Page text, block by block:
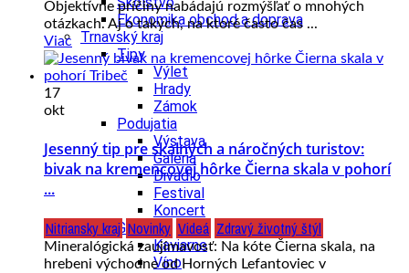
Ekonomika obchod a doprava
Trnavský kraj
Tipy
Výlet
Hrady
Zámok
Podujatia
Výstava
Galéria
Divadlo
Festival
Koncert
Gastro
Kaviarne
Víno
Objektívne príčiny nabádajú rozmýšľať o mnohých
otázkach. Aj o takých, na ktoré často čas ...
Viac
17
okt
Jesenný tip pre skalných a náročných turistov:
bivak na kremencovej hôrke Čierna skala v pohorí
...
Nitriansky kraj Novinky Videá Zdravý životný štýl
Mineralógická zaujímavosť: Na kóte Čierna skala, na
hrebeni východne od Horných Lefantoviec v